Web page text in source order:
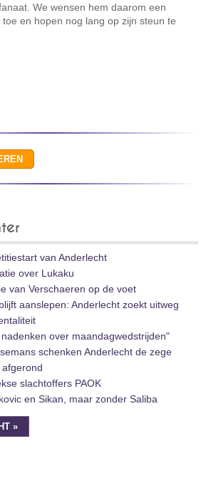
We wensen hem daarom een
en hopen nog lang op zijn steun te
van Anderlecht
over Lukaku
van Verschaeren op de voet
aanslepen: Anderlecht zoekt uitweg
over maandagwedstrijden"
schenken Anderlecht de zege
slachtoffers PAOK
en Sikan, maar zonder Saliba
»